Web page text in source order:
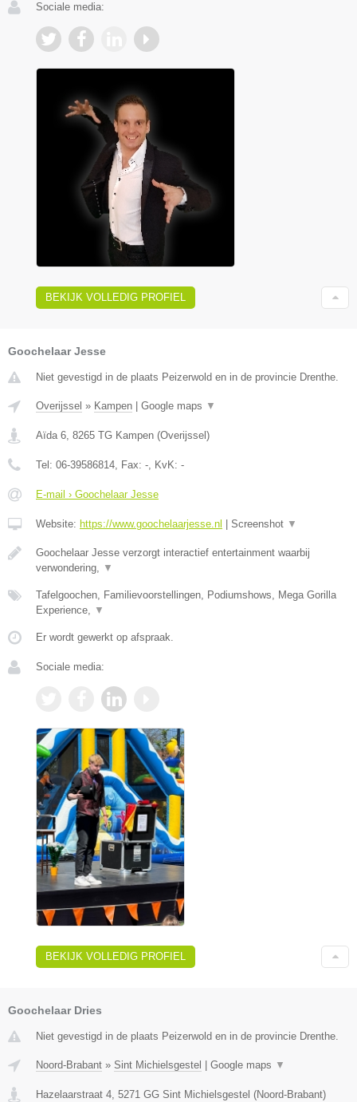
Sociale media:
BEKIJK VOLLEDIG PROFIEL
Goochelaar Jesse
Niet gevestigd in de plaats Peizerwold en in de provincie Drenthe.
Overijssel » Kampen Google maps ▼
Aïda 6, 8265 TG Kampen (Overijssel )
Tel: 06-39586814, Fax: -, KvK: -
E-mail › Goochelaar Jesse
Website: https://www.goochelaarjesse.nl Screenshot ▼
Goochelaar Jesse verzorgt interactief entertainment waarbij
verwondering, ▼
Tafelgoochen, Familievoorstellingen, Podiumshows, Mega Gorilla
Experience, ▼
Er wordt gewerkt op afspraak.
Sociale media:
BEKIJK VOLLEDIG PROFIEL
Goochelaar Dries
Niet gevestigd in de plaats Peizerwold en in de provincie Drenthe.
Noord-Brabant » Sint Michielsgestel Google maps ▼
Hazelaarstraat 4, 5271 GG Sint Michielsgestel (Noord-Brabant)